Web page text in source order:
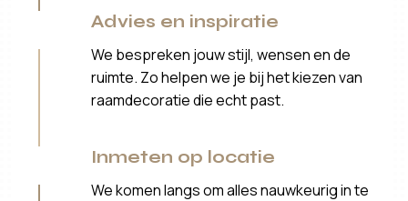
Advies en inspiratie
We bespreken jouw stijl, wensen en de
ruimte. Zo helpen we je bij het kiezen van
raamdecoratie die echt past.
Inmeten op locatie
We komen langs om alles nauwkeurig in te